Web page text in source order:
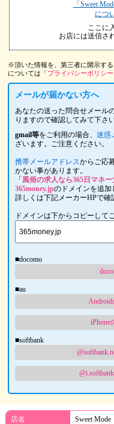
「Sweet
につ
ここに
お店には送信さ
※頂いた情報を、第三者に開示す
については「プライバシーポリシー
メールが届かない方へ
あなたの送った問合せメール
りますので確認してみて下さい
gmail等をご利用の場合、迷惑
ざいます。ご注意ください。
携帯メールアドレスからご応
かない事があります。
「風俗の求人なら365日マネ
365money.jpのドメインを追加
詳しくは下記メーカーHPで確
ドメインは下からコピーして
■docomo
■au
iPhone
■softbank
店名 Sweet